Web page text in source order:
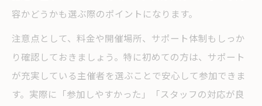
容かどうかも選ぶ際のポイントになります。
注意点として、料金や開催場所、サポート体制もしっか
り確認しておきましょう。特に初めての方は、サポート
が充実している主催者を選ぶことで安心して参加できま
す。実際に「参加しやすかった」「スタッフの対応が良